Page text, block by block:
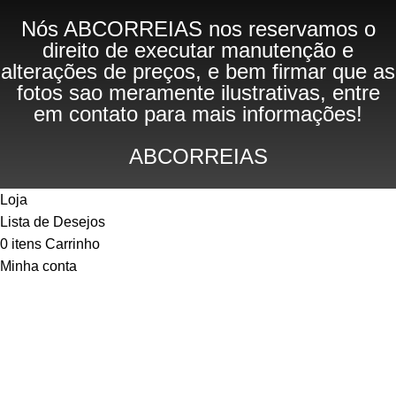
Nós ABCORREIAS nos reservamos o
direito de executar manutenção e
alterações de preços, e bem firmar que as
fotos sao meramente ilustrativas, entre
em contato para mais informações!
ABCORREIAS
Loja
Lista de Desejos
0 itens Carrinho
Minha conta